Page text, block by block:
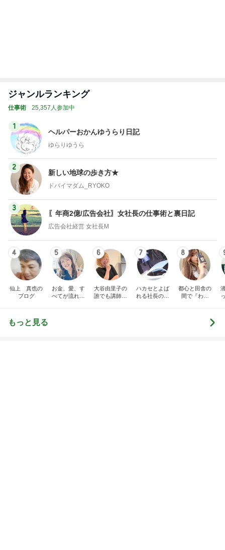
ジャンルランキング
仕事術 25,357人参加中
1
ヘルパーおかんゆうらり日記
ゆらりゆうら
2
新しい地球の歩き方★
ドバイマダム_RYOKO
3
〖年商2億/広告会社〗女社長の仕事術と裏日記
広告会社経営 女社長M
4
仙上 真也の
ブログ
5
お金、愛、す
べてが流れ込
6
大谷由里子の
誰でも講師ブ
7
ハカセとよば
れる社長のブ
8
都心と田舎の
間で『わた
もっと見る